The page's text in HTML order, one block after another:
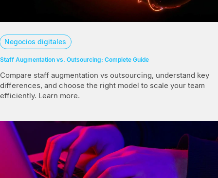
Negocios digitales
Staff Augmentation vs. Outsourcing: Complete Guide
Compare staff augmentation vs outsourcing, understand key
differences, and choose the right model to scale your team
efficiently. Learn more.